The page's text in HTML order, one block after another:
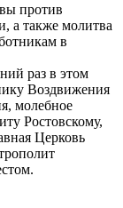
против
а также молитва
в
раз в этом
Воздвижения
молебное
Ростовскому,
Церковь